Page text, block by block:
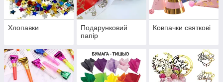
Хлопавки
Подарунковий
папір
Ковпачки святкові